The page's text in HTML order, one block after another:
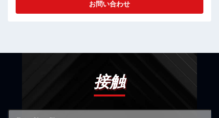
お問い合わせ
接触